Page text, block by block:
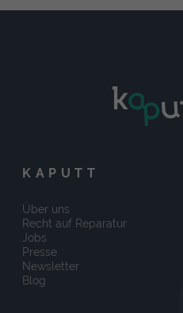
KAPUTT
Über uns
Recht auf Reparatur
Jobs
Presse
Newsletter
Blog